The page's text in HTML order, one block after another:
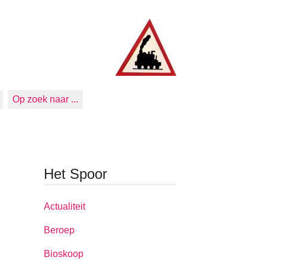
Op zoek naar ...
Het Spoor
Actualiteit
Beroep
Bioskoop